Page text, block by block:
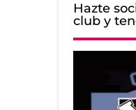
Hazte
club y